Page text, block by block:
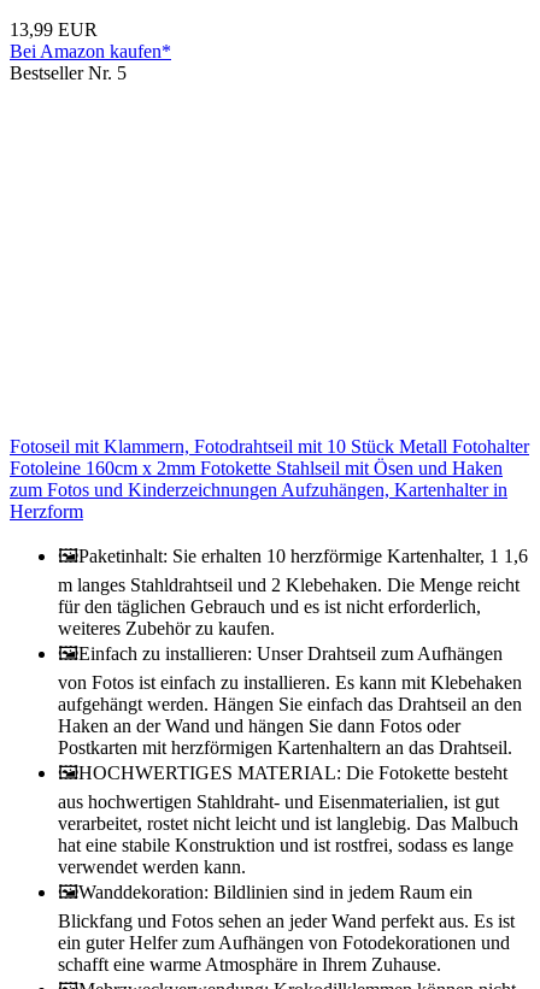
13,99 EUR
Bei Amazon kaufen*
Bestseller Nr. 5
Fotoseil mit Klammern, Fotodrahtseil mit 10 Stück Metall Fotohalter
Fotoleine 160cm x 2mm Fotokette Stahlseil mit Ösen und Haken
zum Fotos und Kinderzeichnungen Aufzuhängen, Kartenhalter in
Herzform
🖼Paketinhalt: Sie erhalten 10 herzförmige Kartenhalter, 1 1,6
m langes Stahldrahtseil und 2 Klebehaken. Die Menge reicht
für den täglichen Gebrauch und es ist nicht erforderlich,
weiteres Zubehör zu kaufen.
🖼Einfach zu installieren: Unser Drahtseil zum Aufhängen
von Fotos ist einfach zu installieren. Es kann mit Klebehaken
aufgehängt werden. Hängen Sie einfach das Drahtseil an den
Haken an der Wand und hängen Sie dann Fotos oder
Postkarten mit herzförmigen Kartenhaltern an das Drahtseil.
🖼HOCHWERTIGES MATERIAL: Die Fotokette besteht
aus hochwertigen Stahldraht- und Eisenmaterialien, ist gut
verarbeitet, rostet nicht leicht und ist langlebig. Das Malbuch
hat eine stabile Konstruktion und ist rostfrei, sodass es lange
verwendet werden kann.
🖼Wanddekoration: Bildlinien sind in jedem Raum ein
Blickfang und Fotos sehen an jeder Wand perfekt aus. Es ist
ein guter Helfer zum Aufhängen von Fotodekorationen und
schafft eine warme Atmosphäre in Ihrem Zuhause.